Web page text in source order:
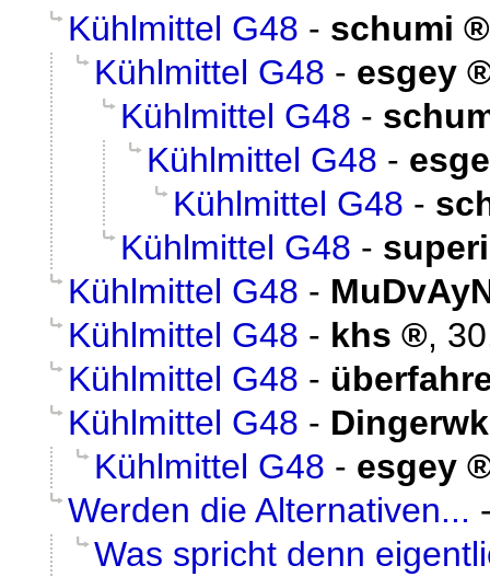
Kühlmittel G48 - schumi
Kühlmittel G48 - esgey
Kühlmittel G48 -
Kühlmittel G48 -
Kühlmittel G48 -
Kühlmittel G48 -
Kühlmittel G48 -
Kühlmittel G48 - khs ,
Kühlmittel G48 -
Kühlmittel G48 -
Kühlmittel G48 - esgey
Werden die Alternativen...
Was spricht denn